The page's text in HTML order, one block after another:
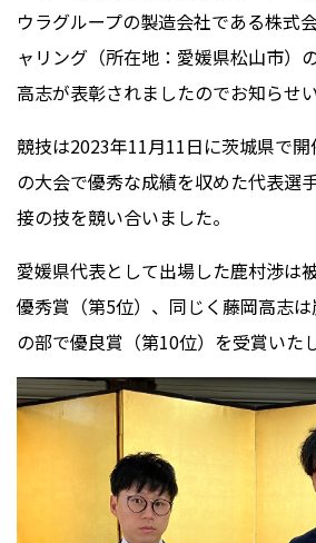
ウラグループの製造会社である株式
ャリング（所在地：愛媛県松山市）
高志が表彰されましたのでお知らせい
競技は2023年11月11日に茨城県で
の大会で優秀な成績を収めた代表選
接の技を競い合いました。
愛媛県代表として出場した鹿村渉は
優秀賞（第5位）、同じく藤岡高志
の部で優良賞（第10位）を受賞いた